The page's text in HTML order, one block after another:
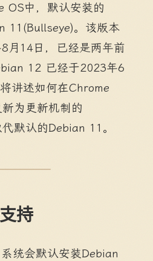
OS中，默认安装的
11(Bullseye)。该版本
月14日，已经是两年前
12 已经于2023年6
讲述如何在Chrome
为更新机制的
默认的Debian 11。
持
统会默认安装Debian